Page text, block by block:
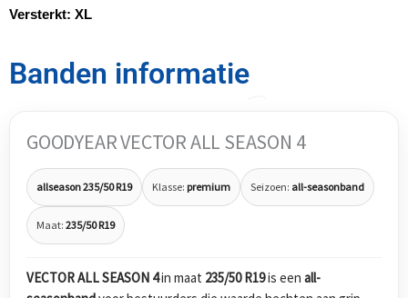
Versterkt: XL
Banden informatie
GOODYEAR VECTOR ALL SEASON 4
allseason 235/50 R19 Klasse: premium Seizoen: all-seasonband
Maat: 235/50 R19
VECTOR ALL SEASON 4in maat 235/50 R19is een all-